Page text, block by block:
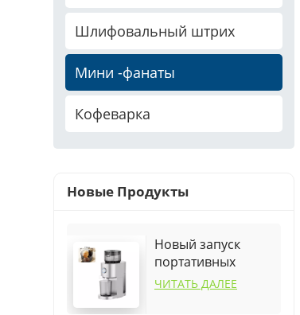
Шлифовальный штрих
Мини -фанаты
Кофеварка
Новые Продукты
Новый запуск
портативных
умных фруктов
ЧИТАТЬ ДАЛЕЕ